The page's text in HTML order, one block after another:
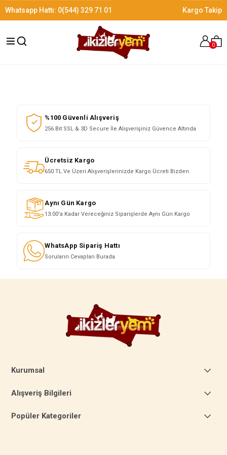
Whatsapp Hattı: 0(544) 329 71 01 Kargo Takip
0
%100 Güvenli Alışveriş
256 Bit SSL & 3D Secure İle Alışverişiniz Güvence Altında
Ücretsiz Kargo
650 TL Ve Üzeri Alışverişlerinizde Kargo Ücreti Bizden
Aynı Gün Kargo
13:00'a Kadar Vereceğiniz Siparişlerde Aynı Gün Kargo
WhatsApp Sipariş Hattı
Soruların Cevapları Burada
Kurumsal
Alışveriş Bilgileri
Popüler Kategoriler